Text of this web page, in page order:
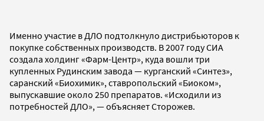
Именно участие в ДЛО подтолкнуло дистрибьюторов к
покупке собственных производств. В 2007 году СИА
создала холдинг «Фарм-Центр», куда вошли три
купленных Рудинским завода — курганский «Синтез»,
саранский «Биохимик», ставропольский «Биоком»,
выпускавшие около 250 препаратов. «Исходили из
потребностей ДЛО», — объясняет Сторожев.